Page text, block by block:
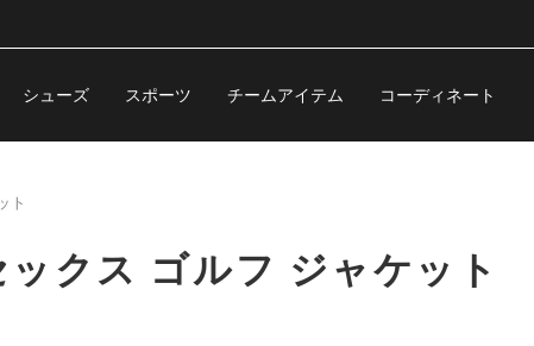
シューズ スポーツ チームアイテム コーディネート
ト
クス ゴルフ ジャケット